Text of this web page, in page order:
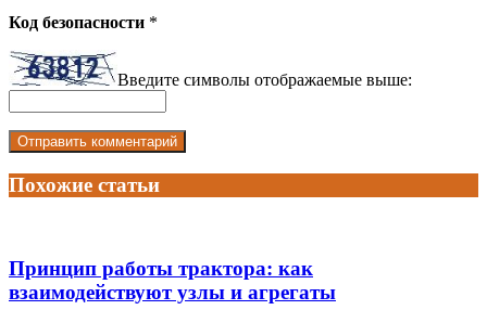
Код безопасности *
Введите символы отображаемые выше:
Похожие статьи
Принцип работы трактора: как
взаимодействуют узлы и агрегаты